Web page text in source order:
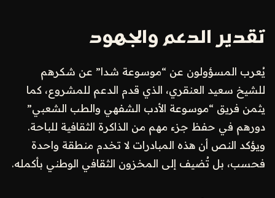
تقدير الدعم والجهود
يُعرب المسؤولون عن “موسوعة شدا” عن شكرهم
للشيخ سعيد العنقري، الذي قدم الدعم للمشروع، كما
يثمن فريق “موسوعة الأدب الشفهي والطب الشعبي”
دورهم في حفظ جزء مهم من الذاكرة الثقافية للباحة.
ويؤكد النص أن هذه المبادرات لا تخدم منطقة واحدة
فحسب، بل تُضيف إلى المخزون الثقافي الوطني بأكمله.